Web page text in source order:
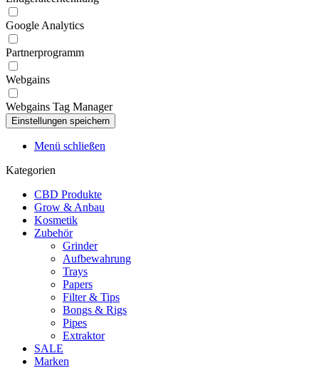
Google Analytics
Partnerprogramm
Webgains
Webgains Tag Manager
Menü schließen
Kategorien
CBD Produkte
Grow & Anbau
Kosmetik
Zubehör
Grinder
Aufbewahrung
Trays
Papers
Filter & Tips
Bongs & Rigs
Pipes
Extraktor
SALE
Marken